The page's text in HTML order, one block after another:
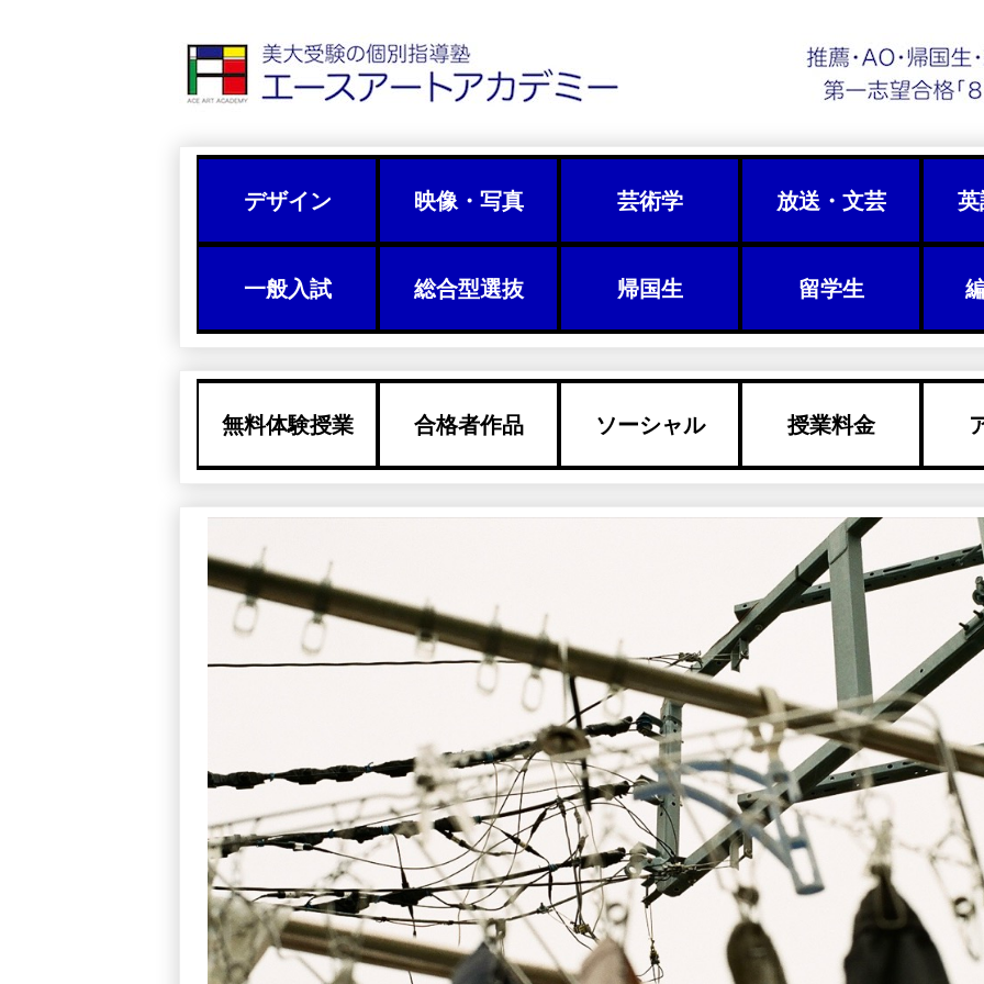
デザイン 映像・写真 芸術学 放送・文芸 英
一般入試 総合型選抜 帰国生 留学生
無料体験授業 合格者作品 ソーシャル 授業料金
合格者 参考作品集 写真系